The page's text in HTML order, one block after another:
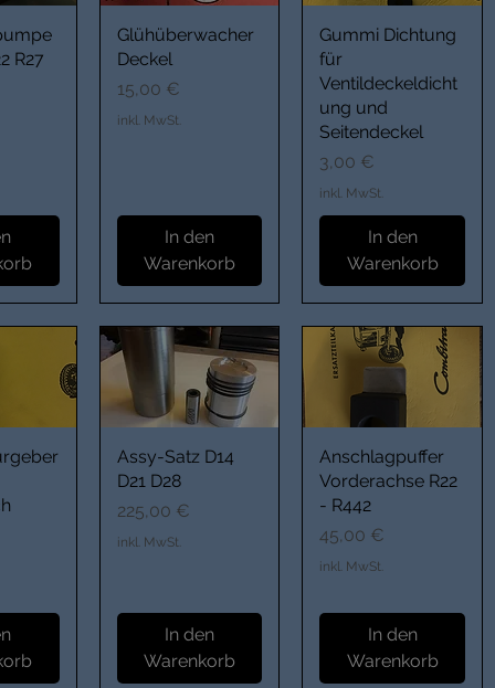
R27
Glühüberwacher
Deckel
Preis
15,00 €
inkl. MwSt.
In den
Warenkorb
Gummi Dichtung
für
Ventildeckeldicht
ung und
Seitendeckel
Preis
3,00 €
inkl. MwSt.
In den
Warenkorb
Assy-Satz D14
D21 D28
Preis
225,00 €
inkl. MwSt.
In den
Warenkorb
Anschlagpuffer
Vorderachse R22
- R442
Preis
45,00 €
inkl. MwSt.
In den
Warenkorb